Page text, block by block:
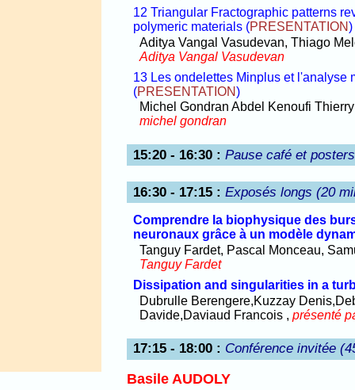
12 Triangular Fractographic patterns
polymeric materials (PRESENTATION)
Aditya Vangal Vasudevan, Thiago
Aditya Vangal Vasudevan
13 Les ondelettes Minplus et l'analyse
(PRESENTATION)
Michel Gondran Abdel Kenoufi
michel gondran
15:20 - 16:30 :Pause café et
16:30 - 17:15 :Exposés longs (20
Comprendre la biophysique des
neuronaux grâce à un modèle
Tanguy Fardet, Pascal Monceau,
Tanguy Fardet
Dissipation and singularities in a
Dubrulle Berengere,Kuzzay
Davide,Daviaud Francois , présenté
17:15 - 18:00 : Conférence invitée
Basile AUDOLY